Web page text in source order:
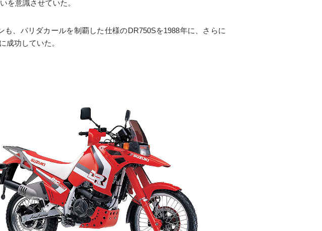
を意識させていた。
、パリダカールを制覇した仕様のDR750Sを1988年に、さらに
成功していた。